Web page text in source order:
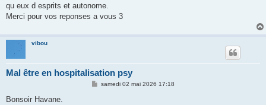
qu eux d esprits et autonome.
Merci pour vos reponses a vous 3
vibou
Mal être en hospitalisation psy
Msamedi 02 mai 2026 17:18
Bonsoir Havane.